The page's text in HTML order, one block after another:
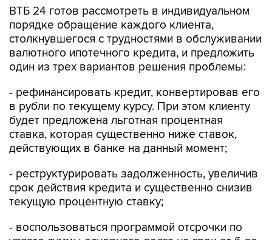
ВТБ 24 готов рассмотреть в индивидуальном
порядке обращение каждого клиента,
столкнувшегося с трудностями в обслуживании
валютного ипотечного кредита, и предложить
один из трех вариантов решения проблемы:
- рефинансировать кредит, конвертировав его
в рубли по текущему курсу. При этом клиенту
будет предложена льготная процентная
ставка, которая существенно ниже ставок,
действующих в банке на данный момент;
- реструктурировать задолженность, увеличив
срок действия кредита и существенно снизив
текущую процентную ставку;
- воспользоваться программой отсрочки по